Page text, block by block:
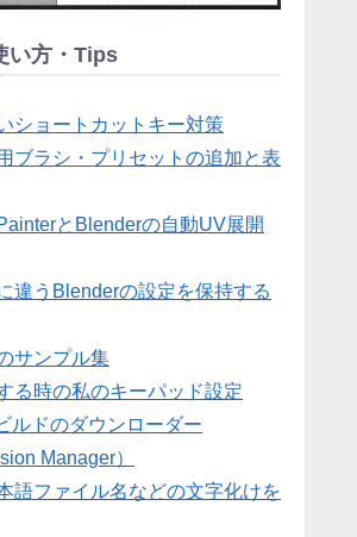
い方・Tips
ショートカットキー対策
ブラシ・プリセットの追加と表
とBlenderの自動UV展開
違うBlenderの設定を保持する
サンプル集
る時の私のキーパッド設定
ルドのダウンローダー
Manager）
語ファイル名などの文字化けを